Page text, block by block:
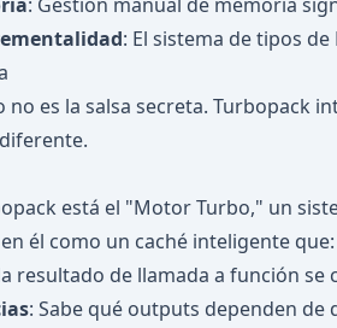
: El sistema de tipos
no es la salsa secreta. Turbopack
está el "Motor Turbo," un
él como un caché inteligente que:
resultado de llamada a función se
: Sabe qué outputs dependen de